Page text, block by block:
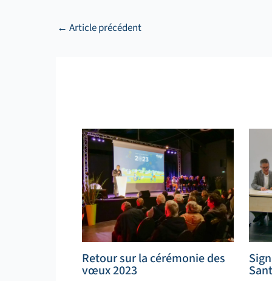
← Article précédent
Retour sur la cérémonie des
vœux 2023